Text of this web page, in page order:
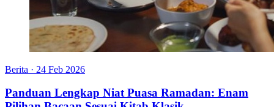
Berita · 24 Feb 2026
Panduan Lengkap Niat Puasa Ramadan: Enam